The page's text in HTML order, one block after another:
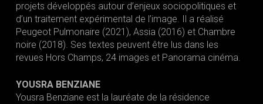
projets développés autour d’enjeux sociopolitiques et
d’un traitement expérimental de l’image. Il a réalisé
Peugeot Pulmonaire (2021), Assia (2016) et Chambre
noire (2018). Ses textes peuvent être lus dans les
revues Hors Champs, 24 images et Panorama cinéma.
YOUSRA BENZIANE
Yousra Benziane est la lauréate de la résidence